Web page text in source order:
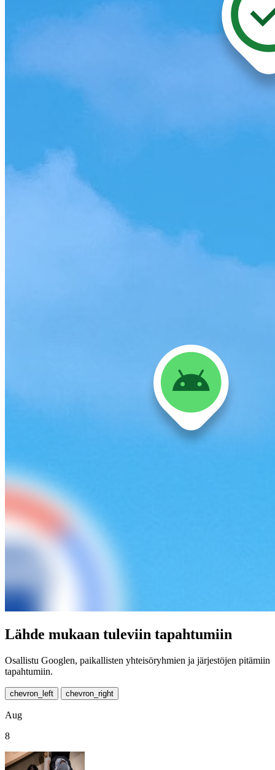
Lähde mukaan tuleviin tapahtumiin
Osallistu Googlen, paikallisten yhteisöryhmien ja järjestöjen pitämiin
tapahtumiin.
chevron_left chevron_right
Aug
8